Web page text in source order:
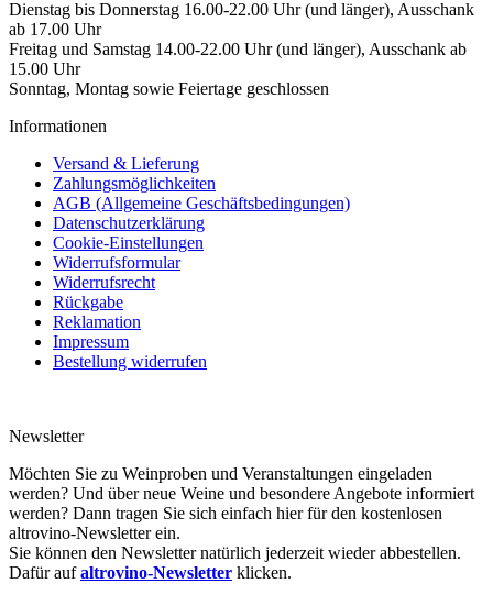
Öffnungszeiten:
Dienstag bis Donnerstag 16.00-22.00 Uhr (und länger), Ausschank
ab 17.00 Uhr
Freitag und Samstag 14.00-22.00 Uhr (und länger), Ausschank ab
15.00 Uhr
Versand & Lieferung
Zahlungsmöglichkeiten
AGB (Allgemeine Geschäftsbedingungen)
Datenschutzerklärung
Cookie-Einstellungen
Widerrufsformular
Widerrufsrecht
Rückgabe
Reklamation
Impressum
Möchten Sie zu Weinproben und Veranstaltungen eingeladen
werden? Und über neue Weine und besondere Angebote informiert
werden? Dann tragen Sie sich einfach hier für den kostenlosen
altrovino-Newsletter ein.
Sie können den Newsletter natürlich jederzeit wieder abbestellen.